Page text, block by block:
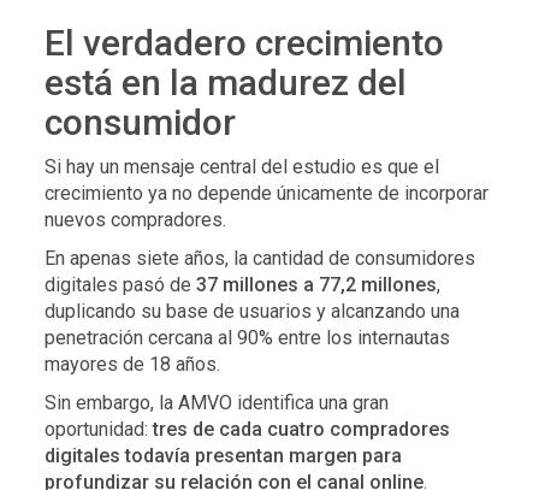
El verdadero crecimiento
está en la madurez del
consumidor
Si hay un mensaje central del estudio es que el
crecimiento ya no depende únicamente de incorporar
nuevos compradores.
En apenas siete años, la cantidad de consumidores
digitales pasó de37 millones a 77,2 millones,
duplicando su base de usuarios y alcanzando una
penetración cercana al 90% entre los internautas
mayores de 18 años.
Sin embargo, la AMVO identifica una gran
oportunidad:tres de cada cuatro compradores
digitales todavía presentan margen para
profundizar su relación con el canal online.